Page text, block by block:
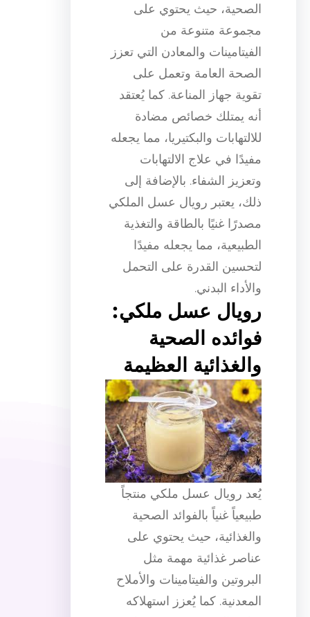
الصحية، حيث يحتوي على
مجموعة متنوعة من
الفيتامينات والمعادن التي تعزز
الصحة العامة وتعمل على
تقوية جهاز المناعة. كما يُعتقد
أنه يمتلك خصائص مضادة
للالتهابات والبكتيريا، مما يجعله
مفيدًا في علاج الالتهابات
وتعزيز الشفاء. بالإضافة إلى
ذلك، يعتبر رويال عسل الملكي
مصدرًا غنيًا بالطاقة والتغذية
الطبيعية، مما يجعله مفيدًا
لتحسين القدرة على التحمل
والأداء البدني.
رويال عسل ملكي:
فوائده الصحية
والغذائية العظيمة
يُعد رويال عسل ملكي منتجاً
طبيعياً غنياً بالفوائد الصحية
والغذائية، حيث يحتوي على
عناصر غذائية مهمة مثل
البروتين والفيتامينات والأملاح
المعدنية. كما يُعزز استهلاكه